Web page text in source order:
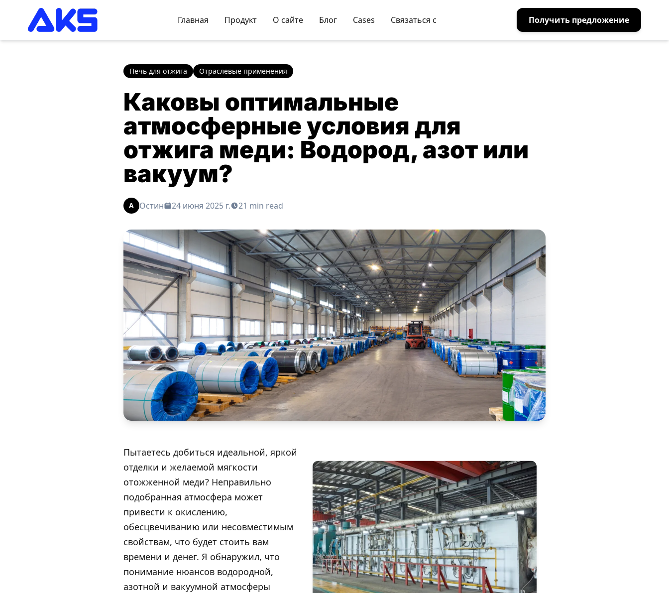
Главная Продукт О сайте Блог Cases Связаться с Получить предложение
Печь для отжига Отраслевые применения
Каковы оптимальные
атмосферные условия для
отжига меди: Водород, азот или
вакуум?
A Остин 24 июня 2025 г. 21 min read
Пытаетесь добиться идеальной, яркой
отделки и желаемой мягкости
отожженной меди? Неправильно
подобранная атмосфера может
привести к окислению,
обесцвечиванию или несовместимым
свойствам, что будет стоить вам
времени и денег. Я обнаружил, что
понимание нюансов водородной,
азотной и вакуумной атмосферы